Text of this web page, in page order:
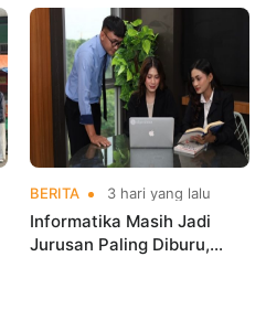
Indonesia Open
Championships 2026
BERITA 3 hari yang lalu
Informatika Masih Jadi
Jurusan Paling Diburu,